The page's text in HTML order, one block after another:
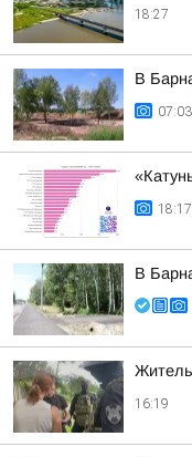
18:27
В
07:03
18:17
В
16:19